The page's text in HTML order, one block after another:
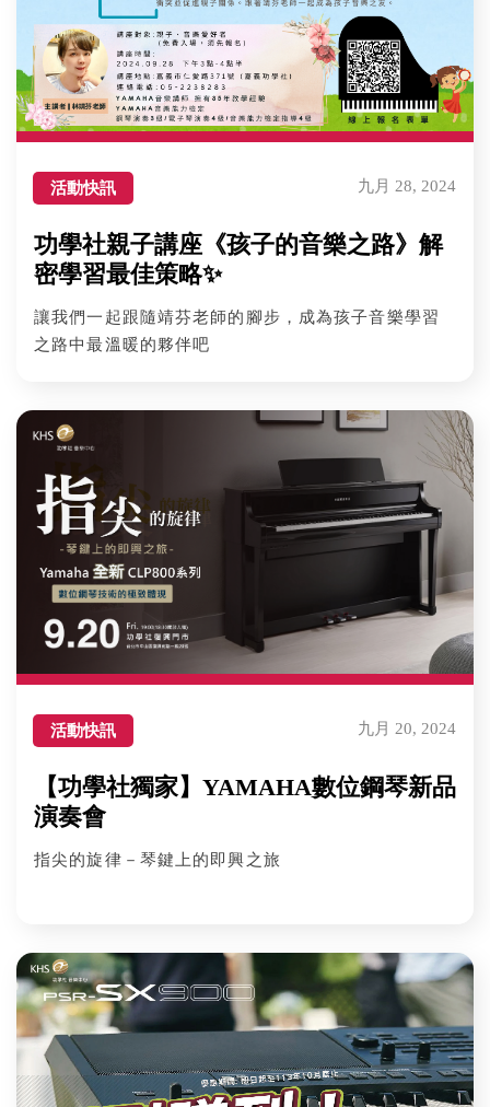
活動快訊 九月 28, 2024
功學社親子講座《孩子的音樂之路》解
密學習最佳策略✨
讓我們一起跟隨靖芬老師的腳步，成為孩子音樂學習
之路中最溫暖的夥伴吧
活動快訊 九月 20, 2024
【功學社獨家】YAMAHA數位鋼琴新品
演奏會
指尖的旋律－琴鍵上的即興之旅